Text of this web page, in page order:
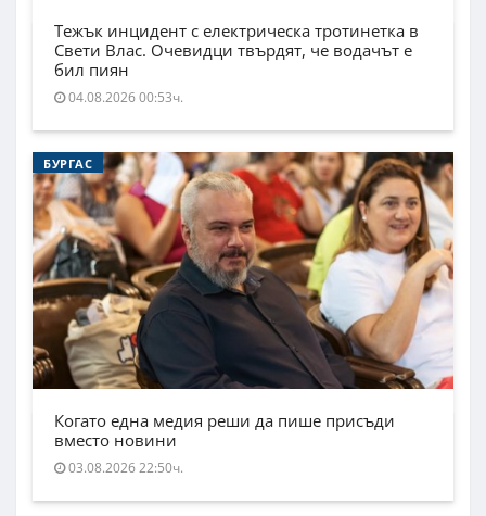
Тежък инцидент с електрическа тротинетка в
Свети Влас. Очевидци твърдят, че водачът е
бил пиян
04.08.2026 00:53ч.
БУРГАС
Когато една медия реши да пише присъди
вместо новини
03.08.2026 22:50ч.